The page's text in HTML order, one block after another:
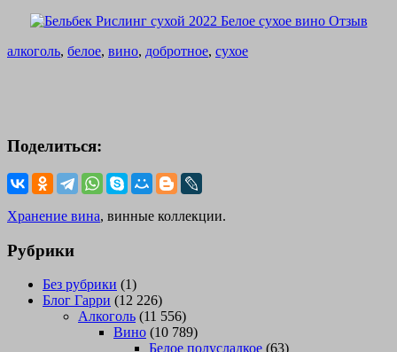
алкоголь, белое, вино, добротное, сухое
Поделиться:
Хранение вина, винные коллекции.
Рубрики
Без рубрики (1)
Блог Гарри (12 226)
Алкоголь (11 556)
Вино (10 789)
Белое полусладкое (63)